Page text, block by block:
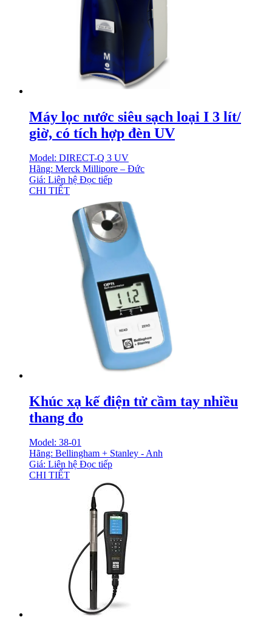
Máy lọc nước siêu sạch loại I 3 lít/
giờ, có tích hợp đèn UV
Model: DIRECT-Q 3 UV
Hãng: Merck Millipore – Đức
Giá: Liên hệ Đọc tiếp
CHI TIẾT
Khúc xạ kế điện tử cầm tay nhiều
thang đo
Model: 38-01
Hãng: Bellingham + Stanley - Anh
Giá: Liên hệ Đọc tiếp
CHI TIẾT